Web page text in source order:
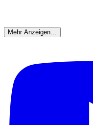
Mehr Anzeigen…